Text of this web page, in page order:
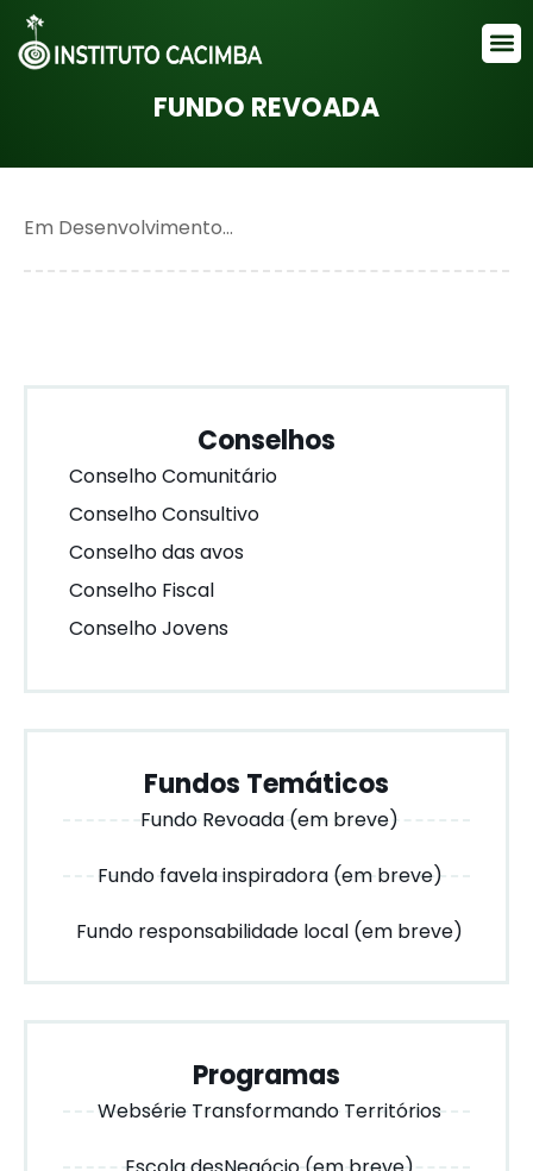
FUNDO REVOADA
Em Desenvolvimento…
Conselhos
Conselho Comunitário
Conselho Consultivo
Conselho das avos
Conselho Fiscal
Conselho Jovens
Fundos Temáticos
Fundo Revoada (em breve)
Fundo favela inspiradora (em breve)
Fundo responsabilidade local (em breve)
Programas
Websérie Transformando Territórios